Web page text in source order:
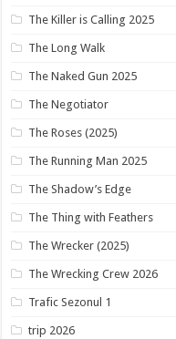
The Killer is Calling 2025
The Long Walk
The Naked Gun 2025
The Negotiator
The Roses (2025)
The Running Man 2025
The Shadow’s Edge
The Thing with Feathers
The Wrecker (2025)
The Wrecking Crew 2026
Trafic Sezonul 1
trip 2026